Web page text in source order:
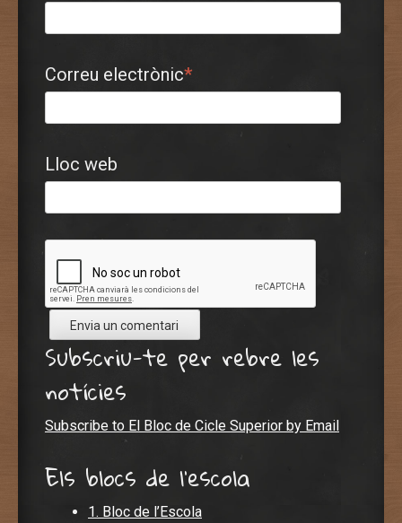
Correu electrònic*
Lloc web
Subscriu-te per rebre les
notícies
Subscribe to El Bloc de Cicle Superior by Email
Els blocs de l'escola
1. Bloc de l’Escola